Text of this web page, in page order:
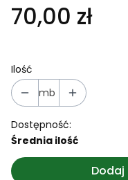
70,00 zł
Ilość
mb
Dostępność:
Średnia ilość
Dodaj